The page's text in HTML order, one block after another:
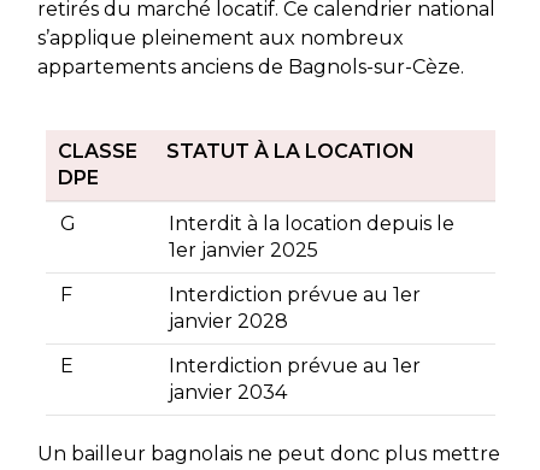
retirés du marché locatif. Ce calendrier national
s’applique pleinement aux nombreux
appartements anciens de Bagnols-sur-Cèze.
CLASSE
DPE
STATUT À LA LOCATION
G
Interdit à la location depuis le
1er janvier 2025
F
Interdiction prévue au 1er
janvier 2028
E
Interdiction prévue au 1er
janvier 2034
Un bailleur bagnolais ne peut donc plus mettre